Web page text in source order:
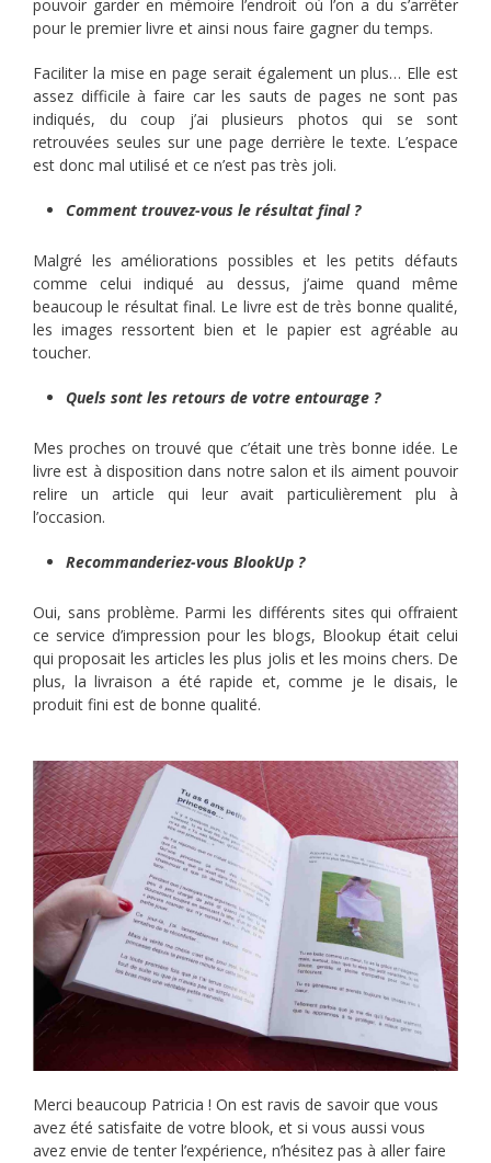
pouvoir garder en mémoire l’endroit où l’on a du s’arrêter
pour le premier livre et ainsi nous faire gagner du temps.
Faciliter la mise en page serait également un plus… Elle est
assez difficile à faire car les sauts de pages ne sont pas
indiqués, du coup j’ai plusieurs photos qui se sont
retrouvées seules sur une page derrière le texte. L’espace
est donc mal utilisé et ce n’est pas très joli.
Comment trouvez-vous le résultat final ?
Malgré les améliorations possibles et les petits défauts
comme celui indiqué au dessus, j’aime quand même
beaucoup le résultat final. Le livre est de très bonne qualité,
les images ressortent bien et le papier est agréable au
toucher.
Quels sont les retours de votre entourage ?
Mes proches on trouvé que c’était une très bonne idée. Le
livre est à disposition dans notre salon et ils aiment pouvoir
relire un article qui leur avait particulièrement plu à
l’occasion.
Recommanderiez-vous BlookUp ?
Oui, sans problème. Parmi les différents sites qui offraient
ce service d’impression pour les blogs, Blookup était celui
qui proposait les articles les plus jolis et les moins chers. De
plus, la livraison a été rapide et, comme je le disais, le
produit fini est de bonne qualité.
Merci beaucoup Patricia ! On est ravis de savoir que vous
avez été satisfaite de votre blook, et si vous aussi vous
avez envie de tenter l’expérience, n’hésitez pas à aller faire